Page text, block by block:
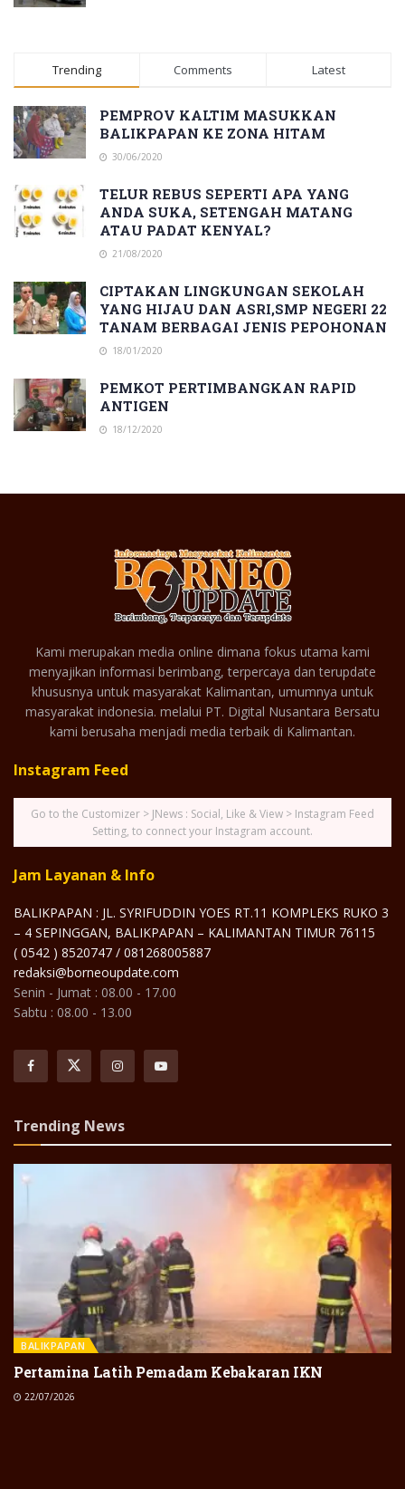
Trending Comments Latest
PEMPROV KALTIM MASUKKAN
BALIKPAPAN KE ZONA HITAM
30/06/2020
TELUR REBUS SEPERTI APA YANG
ANDA SUKA, SETENGAH MATANG
ATAU PADAT KENYAL?
21/08/2020
CIPTAKAN LINGKUNGAN SEKOLAH
YANG HIJAU DAN ASRI,SMP NEGERI 22
TANAM BERBAGAI JENIS PEPOHONAN
18/01/2020
PEMKOT PERTIMBANGKAN RAPID
ANTIGEN
18/12/2020
Kami merupakan media online dimana fokus utama kami
menyajikan informasi berimbang, terpercaya dan terupdate
khususnya untuk masyarakat Kalimantan, umumnya untuk
masyarakat indonesia. melalui PT. Digital Nusantara Bersatu
kami berusaha menjadi media terbaik di Kalimantan.
Instagram Feed
Go to the Customizer > JNews : Social, Like & View > Instagram Feed
Setting, to connect your Instagram account.
Jam Layanan & Info
BALIKPAPAN : JL. SYRIFUDDIN YOES RT.11 KOMPLEKS RUKO 3
– 4 SEPINGGAN, BALIKPAPAN – KALIMANTAN TIMUR 76115
( 0542 ) 8520747 / 081268005887
redaksi@borneoupdate.com
Senin - Jumat : 08.00 - 17.00
Sabtu : 08.00 - 13.00
Trending News
BALIKPAPAN
Pertamina Latih Pemadam Kebakaran IKN
22/07/2026